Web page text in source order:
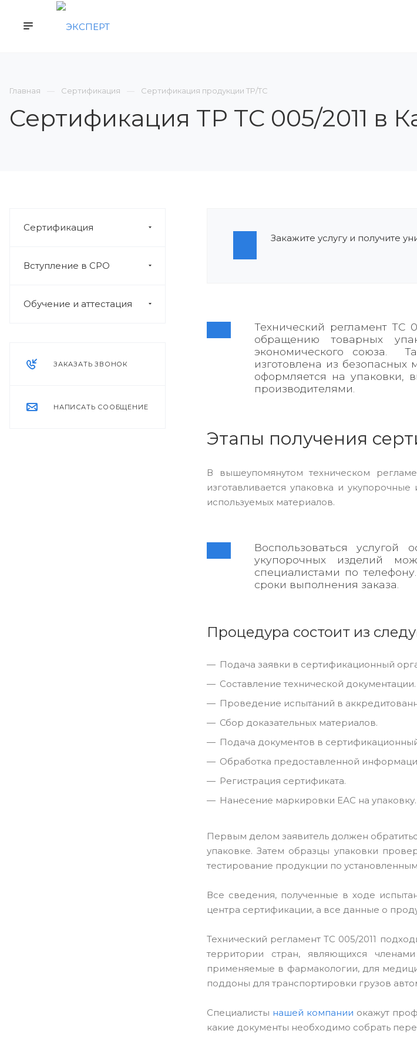
Главная
Сертификация Сертификация продукции ТР/ТС
Сертификация ТР ТС 005/2011 в
Сертификация
Вступление в СРО
Обучение и аттестация
ЗАКАЗАТЬ ЗВОНОК
НАПИСАТЬ СООБЩЕНИЕ
Закажите услугу и получите
Технический регламент ТС
обращению товарных
экономического союза.
изготовлена из безопасных
оформляется на упаковки,
производителями.
Этапы получения
В вышеупомянутом техническом
изготавливается упаковка и
используемых материалов.
Воспользоваться
укупорочных изделий
специалистами по
сроки выполнения заказа.
Процедура состоит из
Подача заявки в сертификационный
Составление технической документации.
Проведение испытаний в
Сбор доказательных материалов.
Подача документов в
Обработка предоставленной
Регистрация сертификата.
Нанесение маркировки ЕАС на упаковку.
Первым делом заявитель должен
упаковке. Затем образцы упаковки
тестирование продукции по
Все сведения, полученные в ходе
центра сертификации, а все данные о
Технический регламент ТС 005/2011
территории стран, являющихся
применяемые в фармакологии, для
поддоны для транспортировки грузов
Специалисты нашей компании окажут
какие документы необходимо собрать